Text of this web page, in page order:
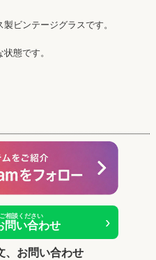
ビンテージグラスです。
態です。
相談ください
問い合わせ ›
、お問い合わせ